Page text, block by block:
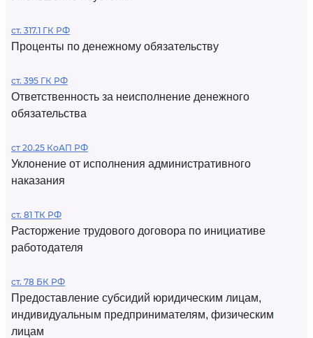
ст. 317.1 ГК РФ
Проценты по денежному обязательству
ст. 395 ГК РФ
Ответственность за неисполнение денежного
обязательства
ст 20.25 КоАП РФ
Уклонение от исполнения административного
наказания
ст. 81 ТК РФ
Расторжение трудового договора по инициативе
работодателя
ст. 78 БК РФ
Предоставление субсидий юридическим лицам,
индивидуальным предпринимателям, физическим
лицам